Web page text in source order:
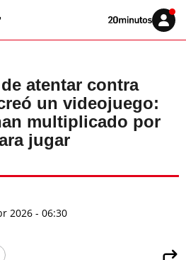
Volver
Iniciar
sesión
atentar contra
un videojuego:
multiplicado por
jugar
2026 - 06:30